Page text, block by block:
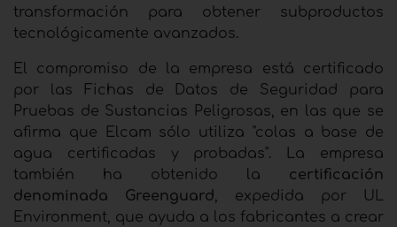
transformación para obtener subproductos
tecnológicamente avanzados.
El compromiso de la empresa está certificado
por las Fichas de Datos de Seguridad para
Pruebas de Sustancias Peligrosas, en las que se
afirma que Elcam sólo utiliza "colas a base de
agua certificadas y probadas". La empresa
también ha obtenido la certificación
denominada Greenguard, expedida por UL
Environment, que ayuda a los fabricantes a crear